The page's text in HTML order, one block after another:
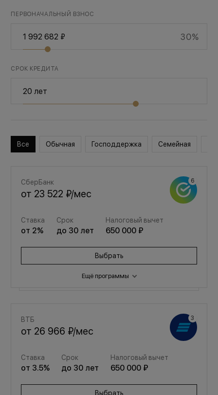
ПЕРВОНАЧАЛЬНЫЙ ВЗНОС
30%
СРОК КРЕДИТА
Все Обычная Господдержка Семейная
СберБанк
от 23 522 ₽/мес
Ставка
от 2%
Срок
до 30 лет
Налоговый вычет
650 000 ₽
Выбрать
Ещё программы
от31 496 ₽/мес
от3.5% до30 650 000 ₽
Выбрать
ВТБ
от 26 966 ₽/мес
Ставка
от 3.5%
Срок
до 30 лет
Налоговый вычет
650 000 ₽
Выбрать